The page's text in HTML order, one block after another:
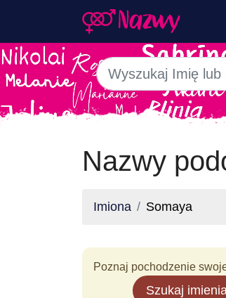
Nazwy
Imiona Somaya
Poznaj pochodzenie
Szukaj